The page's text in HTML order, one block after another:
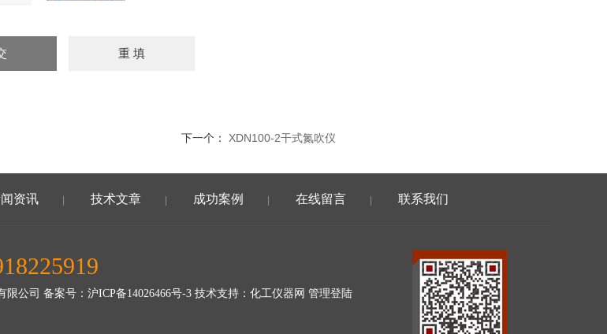
下一个： XDN100-2干式氮吹仪
资讯 技术文章 成功案例 在线留言 联系我们
限公司 备案号： 沪ICP备14026466号-3 技术支持： 化工仪器网 管理登陆